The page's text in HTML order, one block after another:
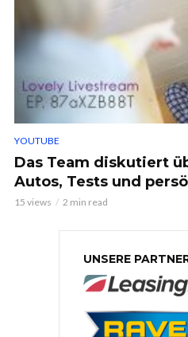
YOUTUBE
Das Team diskutiert
Autos, Tests und
15 views 2 min read
UNSERE